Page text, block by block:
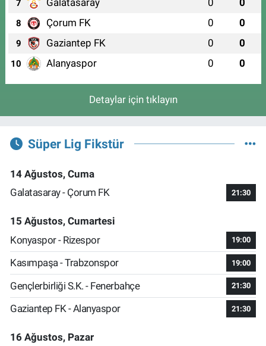
7
8 Çorum FK 0 0
9 Gaziantep FK 0 0
10 Alanyaspor 0 0
Detaylar için tıklayın
Süper Lig Fikstür
14 Ağustos, Cuma
Galatasaray - Çorum FK
21:30
15 Ağustos, Cumartesi
Konyaspor - Rizespor
19:00
Kasımpaşa - Trabzonspor 19:00
Gençlerbirliği S.K. - Fenerbahçe 21:30
Gaziantep FK - Alanyaspor 21:30
16 Ağustos, Pazar